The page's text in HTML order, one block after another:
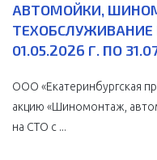
АВТОМОЙКИ,
ТЕХОБСЛУЖИВАНИЕ
01.05.2026 Г. ПО
ООО «Екатеринбургская
акцию «Шиномонтаж,
на СТО с ...